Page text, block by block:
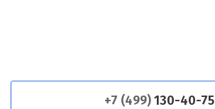
+7 (499)130-40-75